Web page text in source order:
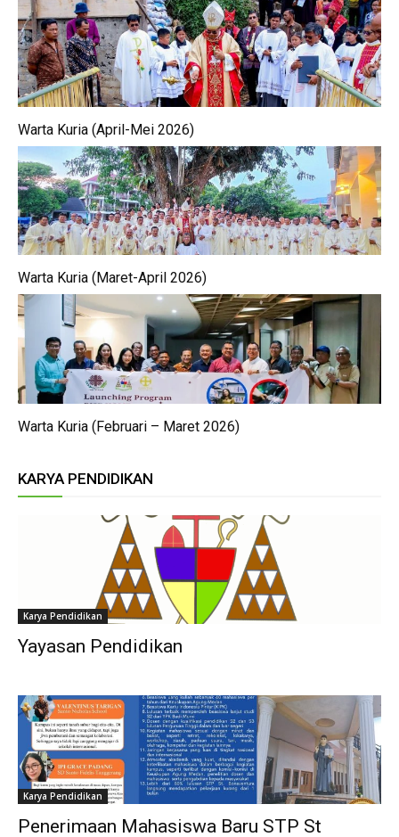
Warta Kuria (April-Mei 2026)
Warta Kuria (Maret-April 2026)
Warta Kuria (Februari – Maret 2026)
KARYA PENDIDIKAN
Karya Pendidikan
Yayasan Pendidikan
Karya Pendidikan
Penerimaan Mahasiswa Baru STP St